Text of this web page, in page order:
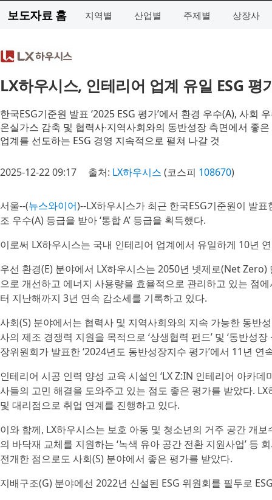
보도자료 홈 지역별 산업별 주제별 상장사
LX하우시스, 인테리어 업계 유일 ESG 평
한국ESG기준원 발표 ‘2025 ESG 평가’에서 환경 우수(A), 사회
온실가스 감축 및 협력사∙지역사회와의 동반성장 측면에서 좋
업계를 선도하는 ESG 경영 지속적으로 펼쳐 나갈 것
2025-12-22 09:17 출처: LX하우시스 (코스피 108670)
서울--(뉴스와이어)--LX하우시스가 최근 한국ESG기준원이 발표
조 우수(A) 등급을 받아 ‘통합 A’ 등급을 획득했다.
이로써 LX하우시스는 국내 인테리어 업계에서 유일하게 10년
우선 환경(E) 분야에서 LX하우시스는 2050년 넷제로(Net
으로 개선하고 에너지 사용량을 효율적으로 관리하고 있는 점
터 지난해까지 3년 연속 감소세를 기록하고 있다.
사회(S) 분야에서는 협력사 및 지역사회와의 지속 가능한 동반
사의 제조 경쟁력 지원을 목적으로 ‘상생협력 펀드’ 및 ‘동반성
장위원회가 발표한 ‘2024년도 동반성장지수 평가’에서 11년 연
인테리어 시공 인력 양성 교육 시설인 ‘LX Z:IN 인테리어 아카
사들의 고민 해결을 도와주고 있는 점도 좋은 평가를 받았다.
및 대리점으로 취업 연계를 진행하고 있다.
이와 함께, LX하우시스는 보호 아동 및 청소년의 거주 공간 개
의 바닥재 교체를 지원하는 ‘녹색 유아 공간 전환 지원사업’ 등
전개한 점으로도 사회(S) 분야에서 좋은 평가를 받았다.
지배구조(G) 분야에선 2022년 신설된 ESG 위원회를 필두로